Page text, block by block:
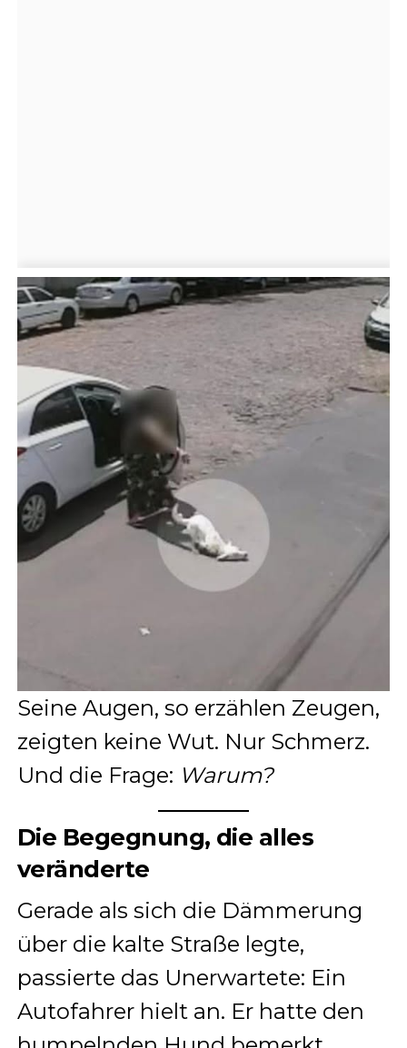
Seine Augen, so erzählen Zeugen,
zeigten keine Wut. Nur Schmerz.
Und die Frage: Warum?
Die Begegnung, die alles
veränderte
Gerade als sich die Dämmerung
über die kalte Straße legte,
passierte das Unerwartete: Ein
Autofahrer hielt an. Er hatte den